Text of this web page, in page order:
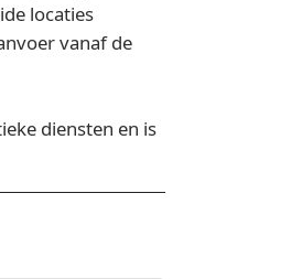
locaties
vanaf de
diensten en is